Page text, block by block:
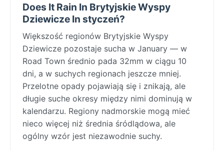
Does It Rain In Brytyjskie Wyspy
Dziewicze In styczeń?
Większość regionów Brytyjskie Wyspy
Dziewicze pozostaje sucha w January — w
Road Town średnio pada 32mm w ciągu 10
dni, a w suchych regionach jeszcze mniej.
Przelotne opady pojawiają się i znikają, ale
długie suche okresy między nimi dominują w
kalendarzu. Regiony nadmorskie mogą mieć
nieco więcej niż średnia śródlądowa, ale
ogólny wzór jest niezawodnie suchy.